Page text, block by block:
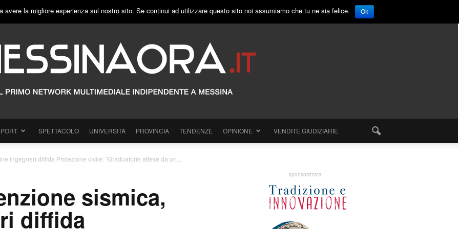
SPETTACOLO UNIVERSITÀ PROVINCIA TENDENZE OPINIONE VENDITE GIUDIZIARIE
ingegneri diffida Protezione civile: “Graduatorie attese da un...
sismica,
diffida
sponsorizzata
la migliore esperienza sul nostro sito. Se continui ad utilizzare questo sito noi assumiamo che tu ne sia felice. Ok